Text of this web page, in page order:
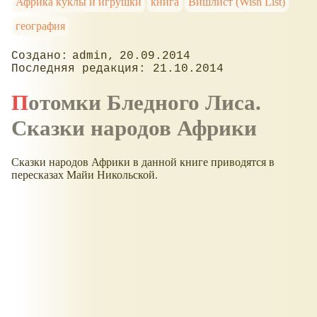
география
admin
20.09.2014
21.10.2014
Потомки Бледного Лиса.
Сказки народов Африки
Сказки народов Африки в данной книге приводятся в
пересказах Майи Никольской.